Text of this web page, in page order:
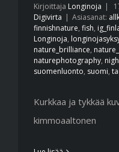
Kirjoittaja Longinoja |
Digivirta | Asiasanat:
finnishnature, fish,
Longinoja,
nature_brilliance,
naturephotography,
suomenluonto, suomi,
Kurkkaa ja tykkää
kimmoaaltonen